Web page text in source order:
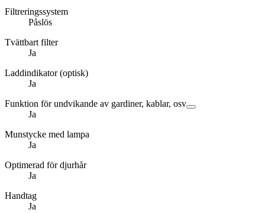
Filtreringssystem
Påslös
Tvättbart filter
Ja
Laddindikator (optisk)
Ja
Funktion för undvikande av gardiner, kablar, osv
Ja
Munstycke med lampa
Ja
Optimerad för djurhår
Ja
Handtag
Ja